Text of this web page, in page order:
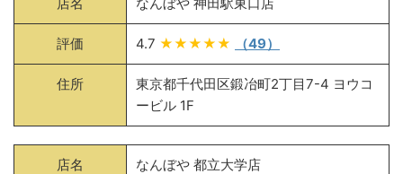
評価 4.7 ★★★★★ （49）
住所
東京都千代田区鍛冶町2丁目7-4 ヨウコ
ービル 1F
店名 なんぼや 都立大学店